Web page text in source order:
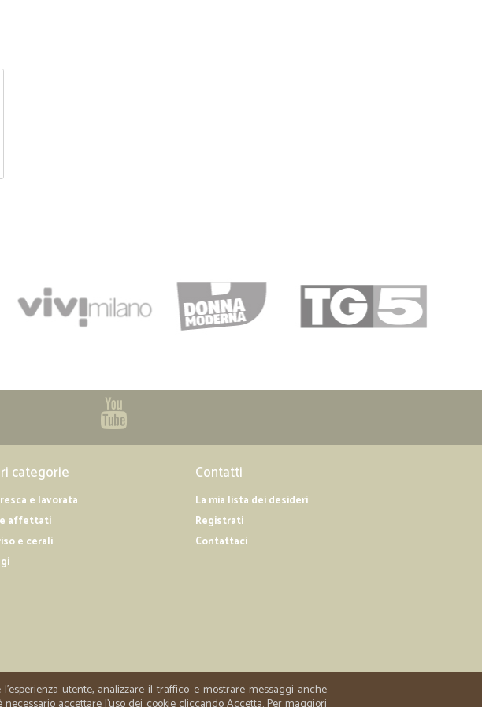
ECCEZIONALI PREZZI OTTIMI E SPEDIZIONE VELOCISSIMA
categorie
e lavorata
e affettati
e cerali
Contatti
La mia lista dei desideri
Registrati
Contattaci
utente, analizzare il traffico e mostrare messaggi anche